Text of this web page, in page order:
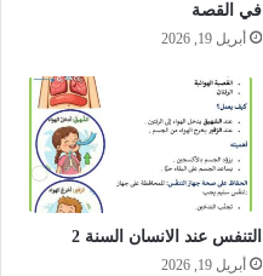
في القصة
أبريل 19, 2026
التنفس عند الانسان السنة 2
أبريل 19, 2026